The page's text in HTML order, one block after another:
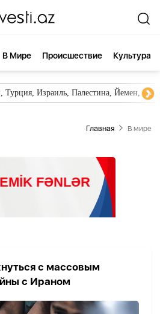
В Мире Происшествие Культура
Турция, Израиль, Палестина, Йемен,
Главная В мире
с массовым
с Ираном